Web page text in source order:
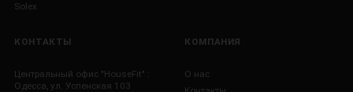
Solex
КОНТАКТЫ
Центральный офис "HouseFit" :
Одесса, ул. Успенская 103
КОМПАНИЯ
О нас